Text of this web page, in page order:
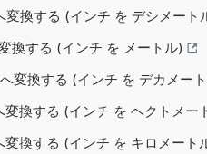
変換する (インチ を デシメート
換する (インチ を メートル)
変換する (インチ を デカメー
変換する (インチ を ヘクトメー
変換する (インチ を キロメート